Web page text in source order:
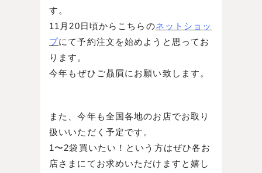
す。
11月20日頃からこちらのネットショッ
プにて予約注文を始めようと思ってお
ります。
今年もぜひご贔屓にお願い致します。
また、今年も全国各地のお店でお取り
扱いいただく予定です。
1〜2袋買いたい！という方はぜひ各お
店さまにてお求めいただけますと嬉し